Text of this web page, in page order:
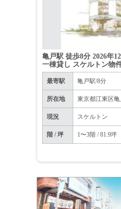
亀戸駅 徒歩8分 2026年
一棟貸し スケルトン物
最寄駅 亀戸駅/8分
所在地 東京都江東区亀
現況 スケルトン
階 / 坪 1〜3階 / 81.9坪